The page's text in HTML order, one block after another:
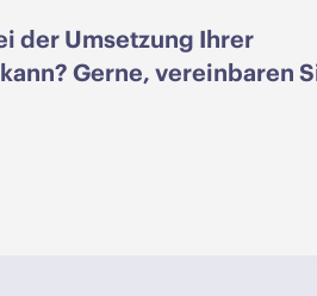
der Umsetzung Ihrer
Gerne, vereinbaren